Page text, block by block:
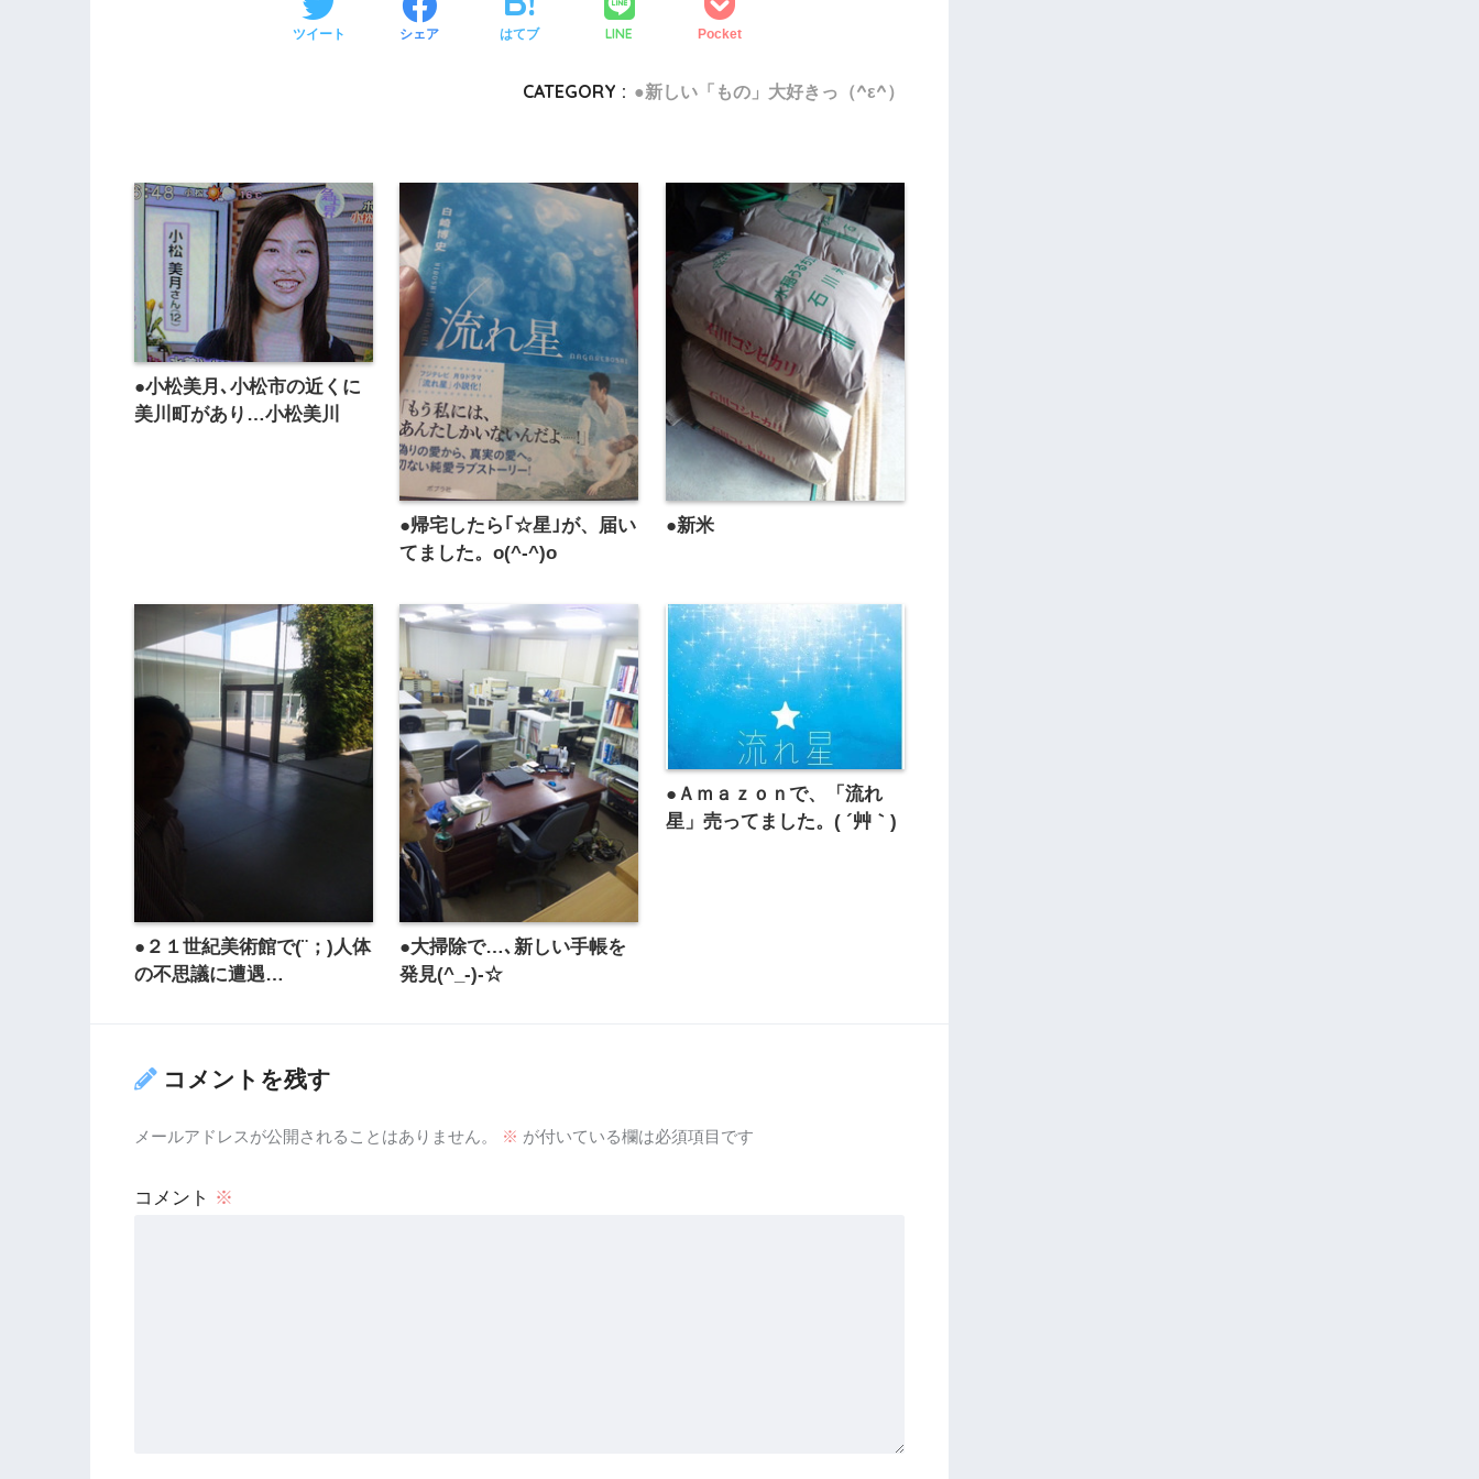
ツイート シェア はてブ LINE Pocket
CATEGORY : ●新しい「もの」大好きっ（^ε^）
●小松美月､小松市の近くに
美川町があり…小松美川
●帰宅したら｢☆星｣が、届い
てました。o(^-^)o
●新米
●２１世紀美術館で(¨；)人体
の不思議に遭遇…
●大掃除で…､新しい手帳を
発見(^_-)-☆
●Ａｍａｚｏｎで、「流れ
星」売ってました。( ´艸｀)
コメントを残す
メールアドレスが公開されることはありません。 ※ が付いている欄は必須項目です
コメント ※